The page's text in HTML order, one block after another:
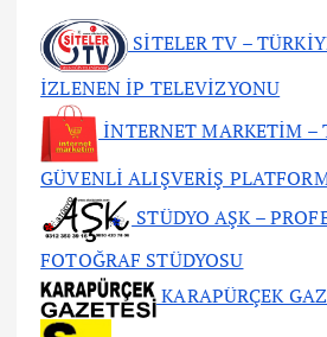
SİTELER TV –
İZLENEN İP TELEVİZYONU
İNTERNET MARKETİM –
GÜVENLİ ALIŞVERİŞ
STÜDYO AŞK –
FOTOĞRAF STÜDYOSU
KARAPÜRÇEK